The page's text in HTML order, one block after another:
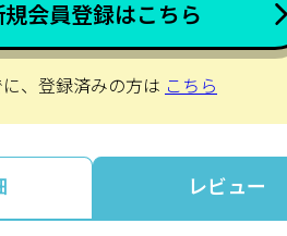
規会員登録はこちら
、登録済みの方は こちら
レビュー